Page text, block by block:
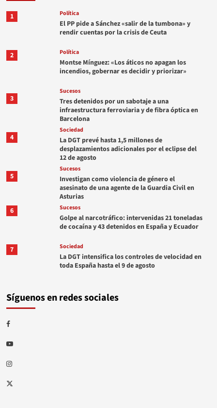
1 Política
El PP pide a Sánchez «salir de la tumbona» y
rendir cuentas por la crisis de Ceuta
2 Política
Montse Mínguez: «Los áticos no apagan los
incendios, gobernar es decidir y priorizar»
3
Sucesos
Tres detenidos por un sabotaje a una
infraestructura ferroviaria y de fibra óptica en
Barcelona
4
Sociedad
La DGT prevé hasta 1,5 millones de
desplazamientos adicionales por el eclipse del
12 de agosto
5
Sucesos
Investigan como violencia de género el
asesinato de una agente de la Guardia Civil en
Asturias
6
Sucesos
Golpe al narcotráfico: intervenidas 21 toneladas
de cocaína y 43 detenidos en España y Ecuador
7 Sociedad
La DGT intensifica los controles de velocidad en
toda España hasta el 9 de agosto
Síguenos en redes sociales
Facebook
Youtube
Instagram
Twitter